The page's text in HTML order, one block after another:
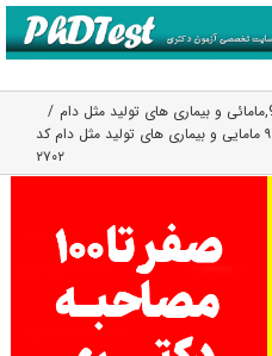
,مامائی و بیماری های تولید مثل دام
دانلود دفترچه سوالات آزمون دکتری ۹۴ مامایی و بیماری های تولید مثل دام کد
۲۷۰۲